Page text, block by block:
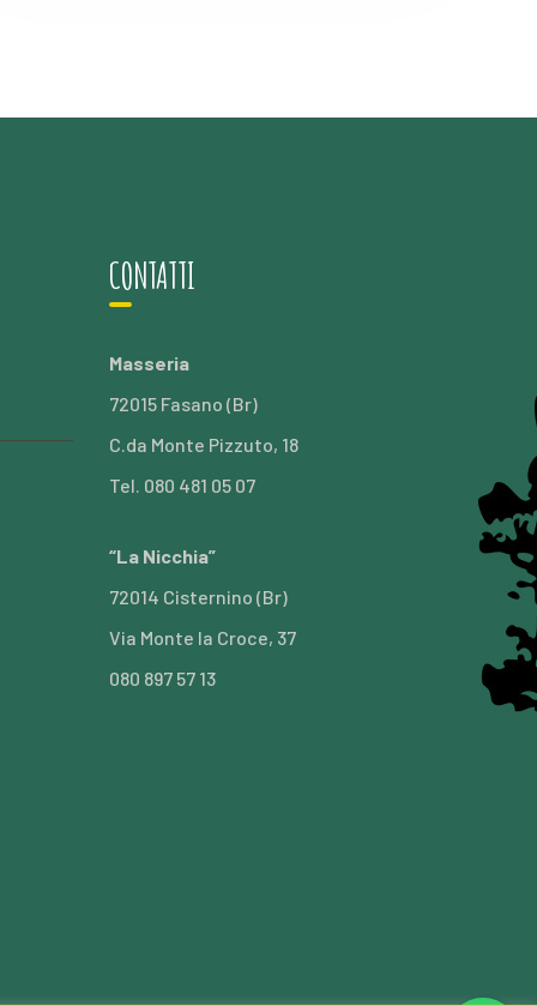
CONTATTI
Masseria
72015 Fasano (Br)
C.da Monte Pizzuto, 18
Tel. 080 481 05 07
“La Nicchia”
72014 Cisternino (Br)
Via Monte la Croce, 37
080 897 57 13